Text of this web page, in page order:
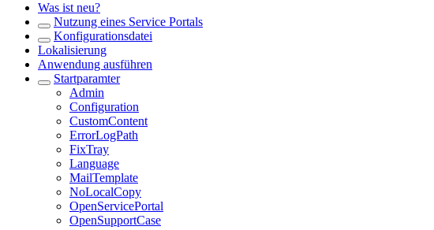
Was ist neu?
Nutzung eines Service Portals
Konfigurationsdatei
Lokalisierung
Anwendung ausführen
Startparamter
Admin
Configuration
CustomContent
ErrorLogPath
FixTray
Language
MailTemplate
NoLocalCopy
OpenServicePortal
OpenSupportCase